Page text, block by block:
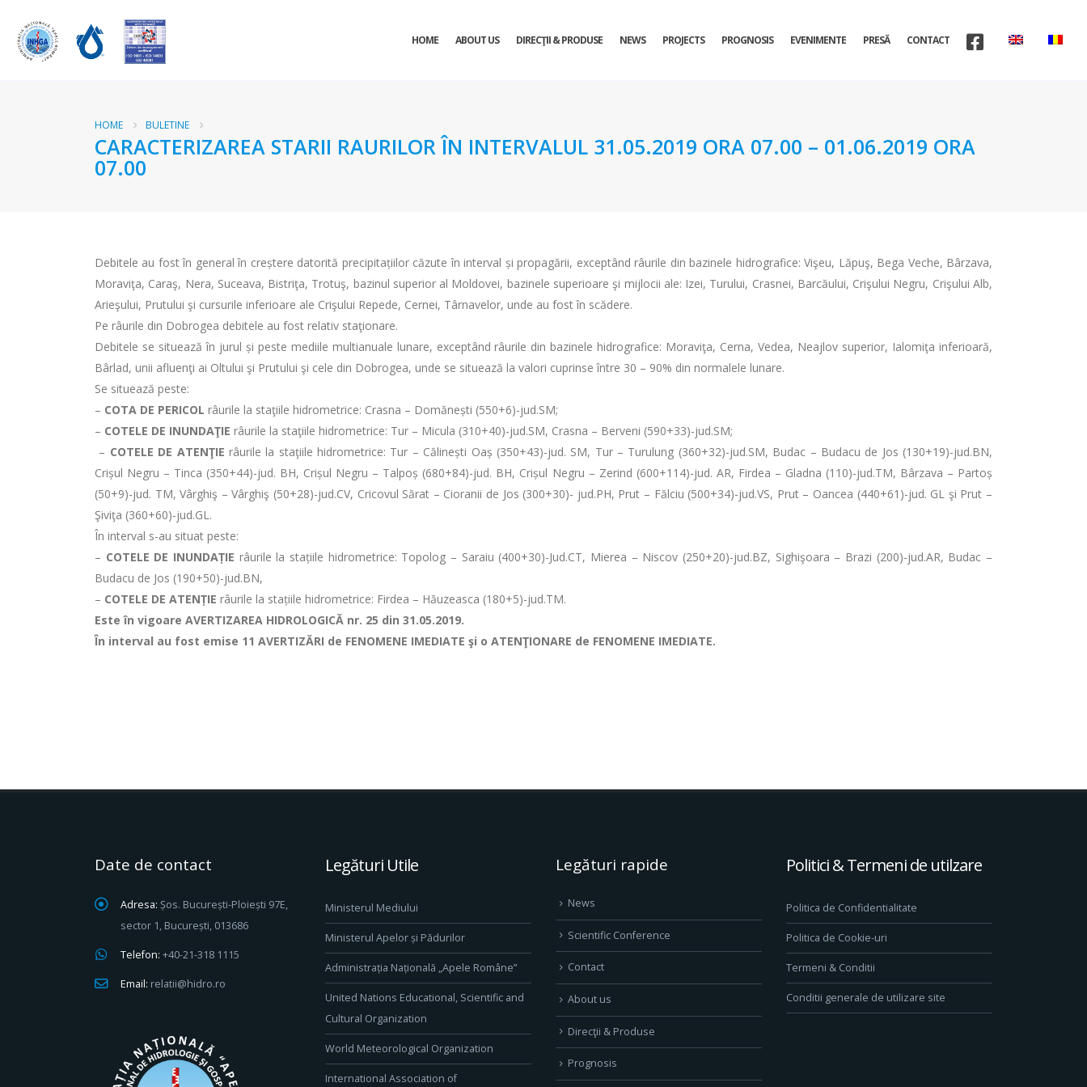
HOME ABOUT US DIRECŢII & PRODUSE NEWS PROJECTS PROGNOSIS EVENIMENTE PRESĂ CONTACT
HOME BULETINE
CARACTERIZAREA STARII RAURILOR ÎN INTERVALUL 31.05.2019 ORA 07.00 – 01.06.2019 ORA
07.00
Debitele au fost în general în creștere datorită precipitațiilor căzute în interval și propagării, exceptând râurile din bazinele hidrografice: Vişeu, Lăpuş, Bega Veche, Bârzava,
Moraviţa, Caraş, Nera, Suceava, Bistriţa, Trotuş, bazinul superior al Moldovei, bazinele superioare şi mijlocii ale: Izei, Turului, Crasnei, Barcăului, Crişului Negru, Crişului Alb,
Arieşului, Prutului şi cursurile inferioare ale Crişului Repede, Cernei, Târnavelor, unde au fost în scădere.
Pe râurile din Dobrogea debitele au fost relativ staţionare.
Debitele se situează în jurul și peste mediile multianuale lunare, exceptând râurile din bazinele hidrografice: Moraviţa, Cerna, Vedea, Neajlov superior, Ialomiţa inferioară,
Bârlad, unii afluenţi ai Oltului şi Prutului şi cele din Dobrogea, unde se situează la valori cuprinse între 30 – 90% din normalele lunare.
Se situează peste:
– COTA DE PERICOL râurile la staţiile hidrometrice: Crasna – Domănești (550+6)-jud.SM;
– COTELE DE INUNDAŢIE râurile la staţiile hidrometrice: Tur – Micula (310+40)-jud.SM, Crasna – Berveni (590+33)-jud.SM;
– COTELE DE ATENŢIE râurile la staţiile hidrometrice: Tur – Călinești Oaș (350+43)-jud. SM, Tur – Turulung (360+32)-jud.SM, Budac – Budacu de Jos (130+19)-jud.BN,
Crișul Negru – Tinca (350+44)-jud. BH, Crișul Negru – Talpoș (680+84)-jud. BH, Crișul Negru – Zerind (600+114)-jud. AR, Firdea – Gladna (110)-jud.TM, Bârzava – Partoș
(50+9)-jud. TM, Vârghiş – Vârghiş (50+28)-jud.CV, Cricovul Sărat – Cioranii de Jos (300+30)- jud.PH, Prut – Fălciu (500+34)-jud.VS, Prut – Oancea (440+61)-jud. GL şi Prut –
Şiviţa (360+60)-jud.GL.
În interval s-au situat peste:
– COTELE DE INUNDAȚIE râurile la stațiile hidrometrice: Topolog – Saraiu (400+30)-Jud.CT, Mierea – Niscov (250+20)-jud.BZ, Sighişoara – Brazi (200)-jud.AR, Budac –
Budacu de Jos (190+50)-jud.BN,
– COTELE DE ATENȚIE râurile la stațiile hidrometrice: Firdea – Hăuzeasca (180+5)-jud.TM.
Este în vigoare AVERTIZAREA HIDROLOGICĂ nr. 25 din 31.05.2019.
În interval au fost emise 11 AVERTIZĂRI de FENOMENE IMEDIATE şi o ATENŢIONARE de FENOMENE IMEDIATE.
Date de contact
Adresa: Șos. București-Ploiești 97E,
sector 1, București, 013686
Telefon: +40-21-318 1115
Email: relatii@hidro.ro
Legături Utile
Ministerul Mediului
Ministerul Apelor și Pădurilor
Administrația Națională „Apele Române”
United Nations Educational, Scientific and
Cultural Organization
World Meteorological Organization
International Association of
Legături rapide
News
Scientific Conference
Contact
About us
Direcţii & Produse
Prognosis
Politici & Termeni de utilzare
Politica de Confidentialitate
Politica de Cookie-uri
Termeni & Conditii
Conditii generale de utilizare site